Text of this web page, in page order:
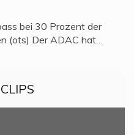
bei 30 Prozent der
(ots) Der ADAC hat…